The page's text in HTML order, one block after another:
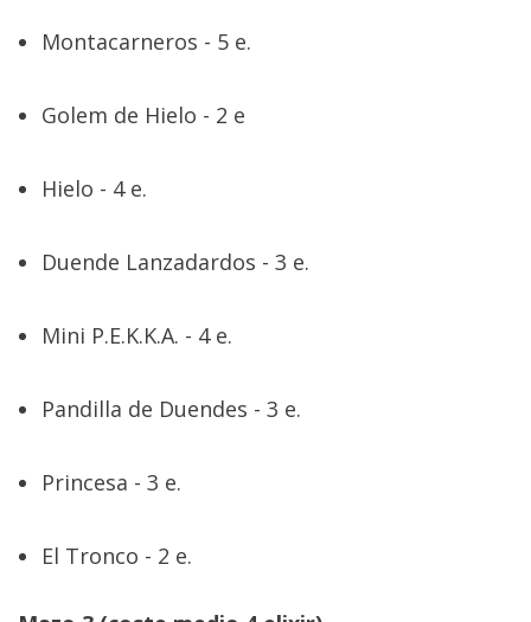
Montacarneros - 5 e.
Golem de Hielo - 2 e
Hielo - 4 e.
Duende Lanzadardos - 3 e.
Mini P.E.K.K.A. - 4 e.
Pandilla de Duendes - 3 e.
Princesa - 3 e.
El Tronco - 2 e.